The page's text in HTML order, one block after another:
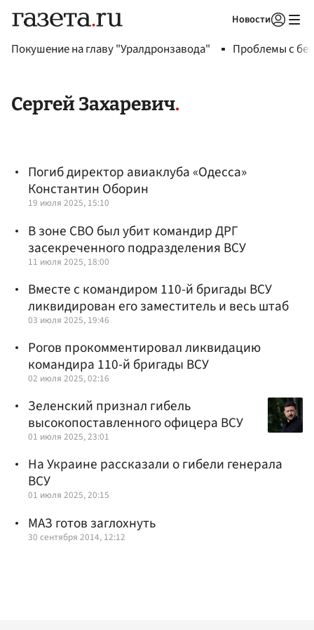
Новости
Покушение на главу "Уралдронзавода" Проблемы с
Сергей Захаревич
Погиб директор авиаклуба «Одесса»
Константин Оборин
19 июля 2025, 15:10
В зоне СВО был убит командир ДРГ
засекреченного подразделения ВСУ
11 июля 2025, 18:00
Вместе с командиром 110-й бригады ВСУ
ликвидирован его заместитель и весь штаб
03 июля 2025, 19:46
Рогов прокомментировал ликвидацию
командира 110-й бригады ВСУ
02 июля 2025, 02:16
Зеленский признал гибель
высокопоставленного офицера ВСУ
01 июля 2025, 23:01
На Украине рассказали о гибели генерала
ВСУ
01 июля 2025, 20:15
МАЗ готов заглохнуть
30 сентября 2014, 12:12